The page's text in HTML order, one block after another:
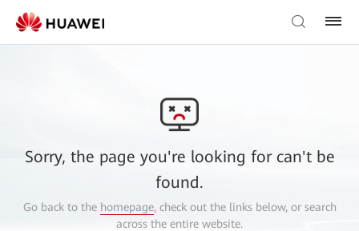
Sorry, the page you're looking for can't be
found.
Go back to the homepage, check out the links below, or search
across the entire website.